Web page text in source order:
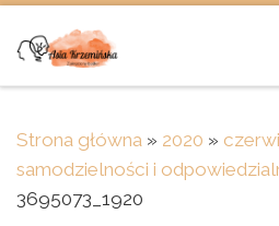
Skip to content
Strona główna » 2020 »
samodzielności i
3695073_1920